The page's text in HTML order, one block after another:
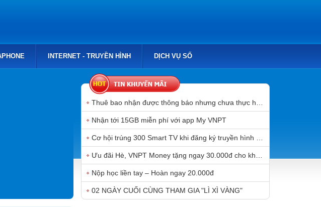
INTERNET - TRUYỀN HÌNH DỊCH VỤ SỐ
Nhận tới 15GB miễn phí với app My VNPT
Nộp học liền tay – Hoàn ngay 20.000đ
02 NGÀY CUỐI CÙNG THAM GIA "LÌ XÌ VÀNG"